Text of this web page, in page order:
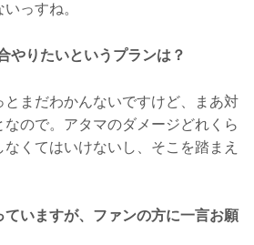
っすね。
りたいというプランは？
まだわかんないですけど、まあ対
ので。アタマのダメージどれくら
くてはいけないし、そこを踏まえ
いますが、ファンの方に一言お願